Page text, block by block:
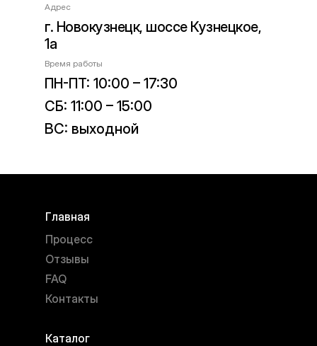
Время работы
ПН-ПТ: 10:00 – 17:30
СБ: 11:00 – 15:00
ВС: выходной
Адрес
г. Новокузнецк, шоссе Кузнецкое,
1а
Каталог
Главная
Процесс
Отзывы
FAQ
Контакты